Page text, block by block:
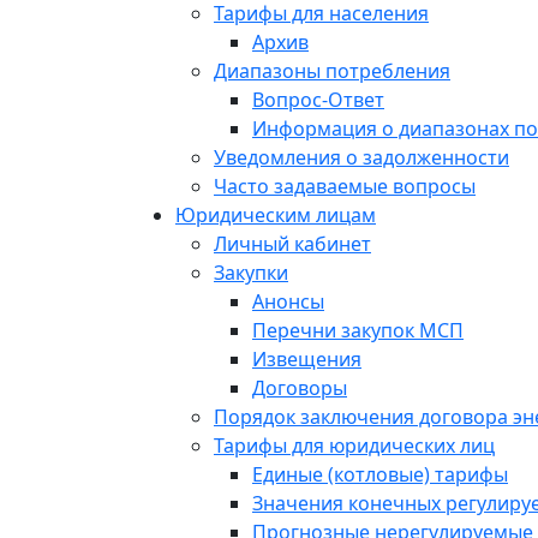
Тарифы для населения
Архив
Диапазоны потребления
Вопрос-Ответ
Информация о диапазонах
Уведомления о задолженности
Часто задаваемые вопросы
Юридическим лицам
Личный кабинет
Закупки
Анонсы
Перечни закупок МСП
Извещения
Договоры
Порядок заключения договора
Тарифы для юридических лиц
Единые (котловые) тарифы
Значения конечных
Прогнозные